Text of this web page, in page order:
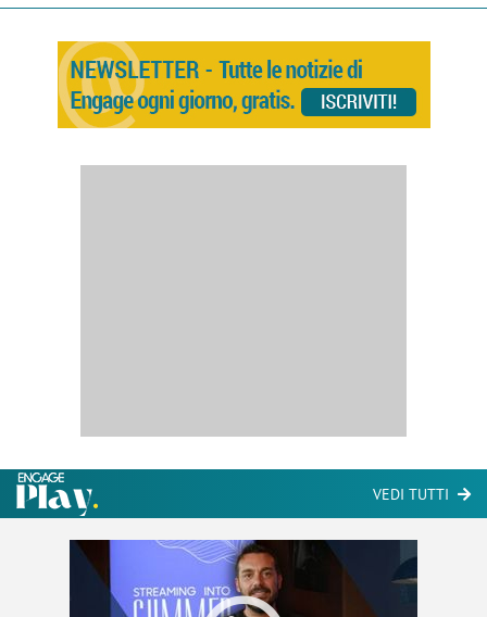
VEDI TUTTI